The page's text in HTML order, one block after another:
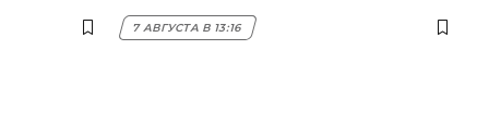
7 АВГУСТА В 13:16